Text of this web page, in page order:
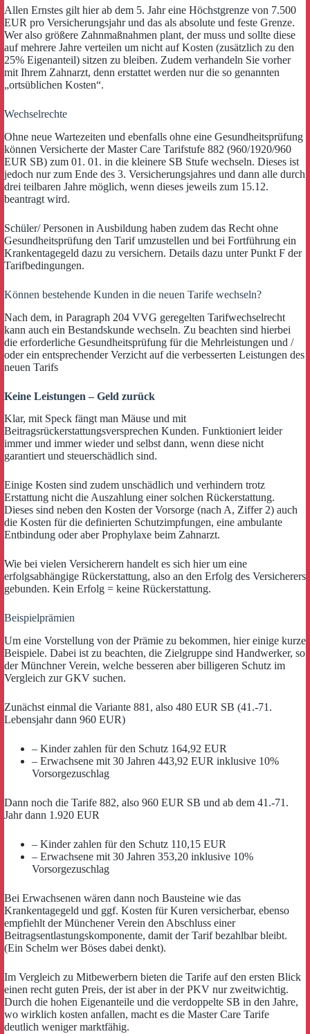
Allen Ernstes gilt hier ab dem 5. Jahr eine Höchstgrenze von 7.500
EUR pro Versicherungsjahr und das als absolute und feste Grenze.
Wer also größere Zahnmaßnahmen plant, der muss und sollte diese
auf mehrere Jahre verteilen um nicht auf Kosten (zusätzlich zu den
25% Eigenanteil) sitzen zu bleiben. Zudem verhandeln Sie vorher
mit Ihrem Zahnarzt, denn erstattet werden nur die so genannten
„ortsüblichen Kosten“.
Wechselrechte
Ohne neue Wartezeiten und ebenfalls ohne eine Gesundheitsprüfung
können Versicherte der Master Care Tarifstufe 882 (960/1920/960
EUR SB) zum 01. 01. in die kleinere SB Stufe wechseln. Dieses ist
jedoch nur zum Ende des 3. Versicherungsjahres und dann alle durch
drei teilbaren Jahre möglich, wenn dieses jeweils zum 15.12.
beantragt wird.
Schüler/ Personen in Ausbildung haben zudem das Recht ohne
Gesundheitsprüfung den Tarif umzustellen und bei Fortführung ein
Krankentagegeld dazu zu versichern. Details dazu unter Punkt F der
Tarifbedingungen.
Können bestehende Kunden in die neuen Tarife wechseln?
Nach dem, in Paragraph 204 VVG geregelten Tarifwechselrecht
kann auch ein Bestandskunde wechseln. Zu beachten sind hierbei
die erforderliche Gesundheitsprüfung für die Mehrleistungen und /
oder ein entsprechender Verzicht auf die verbesserten Leistungen des
neuen Tarifs
Keine Leistungen – Geld zurück
Klar, mit Speck fängt man Mäuse und mit
Beitragsrückerstattungsversprechen Kunden. Funktioniert leider
immer und immer wieder und selbst dann, wenn diese nicht
garantiert und steuerschädlich sind.
Einige Kosten sind zudem unschädlich und verhindern trotz
Erstattung nicht die Auszahlung einer solchen Rückerstattung.
Dieses sind neben den Kosten der Vorsorge (nach A, Ziffer 2) auch
die Kosten für die definierten Schutzimpfungen, eine ambulante
Entbindung oder aber Prophylaxe beim Zahnarzt.
Wie bei vielen Versicherern handelt es sich hier um eine
erfolgsabhängige Rückerstattung, also an den Erfolg des Versicherers
gebunden. Kein Erfolg = keine Rückerstattung.
Beispielprämien
Um eine Vorstellung von der Prämie zu bekommen, hier einige kurze
Beispiele. Dabei ist zu beachten, die Zielgruppe sind Handwerker, so
der Münchner Verein, welche besseren aber billigeren Schutz im
Vergleich zur GKV suchen.
Zunächst einmal die Variante 881, also 480 EUR SB (41.-71.
Lebensjahr dann 960 EUR)
– Kinder zahlen für den Schutz 164,92 EUR
– Erwachsene mit 30 Jahren 443,92 EUR inklusive 10%
Vorsorgezuschlag
Dann noch die Tarife 882, also 960 EUR SB und ab dem 41.-71.
Jahr dann 1.920 EUR
– Kinder zahlen für den Schutz 110,15 EUR
– Erwachsene mit 30 Jahren 353,20 inklusive 10%
Vorsorgezuschlag
Bei Erwachsenen wären dann noch Bausteine wie das
Krankentagegeld und ggf. Kosten für Kuren versicherbar, ebenso
empfiehlt der Münchener Verein den Abschluss einer
Beitragsentlastungskomponente, damit der Tarif bezahlbar bleibt.
(Ein Schelm wer Böses dabei denkt).
Im Vergleich zu Mitbewerbern bieten die Tarife auf den ersten Blick
einen recht guten Preis, der ist aber in der PKV nur zweitwichtig.
Durch die hohen Eigenanteile und die verdoppelte SB in den Jahre,
wo wirklich kosten anfallen, macht es die Master Care Tarife
deutlich weniger marktfähig.